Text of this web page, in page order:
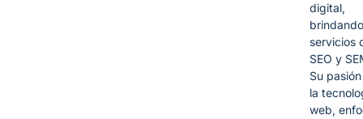
digital,
brindando
servicios
SEO y
Su
la
web,